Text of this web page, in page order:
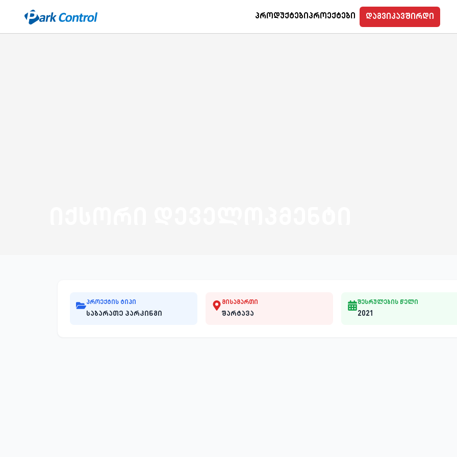
Casatrade ჩვენ შესახებ ბლოგი | Cloudcasa GPS Control Parkcontrol Myclock
ᲞროდუქტებიᲞროექტები დაგვიკავშირდი
პროექტის ტიპი
საბარათე პარკინგი
მისამართი
შარტავა
შესრულების წელი
2021